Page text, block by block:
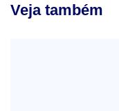
Veja também